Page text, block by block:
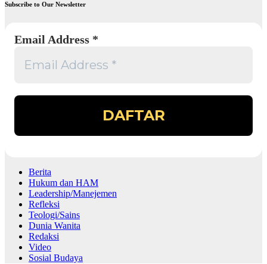
Subscribe to Our Newsletter
Email Address *
Berita
Hukum dan HAM
Leadership/Manejemen
Refleksi
Teologi/Sains
Dunia Wanita
Redaksi
Video
Sosial Budaya